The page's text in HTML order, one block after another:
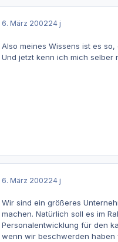
6. März 200224 j
Also meines Wissens ist es
Und jetzt kenn ich mich selber
6. März 200224 j
Wir sind ein größeres
machen. Natürlich soll es im
Personalentwicklung für den
wenn wir beschwerden haben